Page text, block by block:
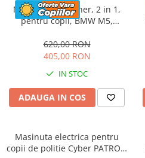
Masinuta cu maner, 2 in 1,
pentru copii, BMW M5,
620,00 RON
405,00 RON
IN STOC
ADAUGA IN COS
Masinuta electrica pentru
copii de politie Cyber PATROL,